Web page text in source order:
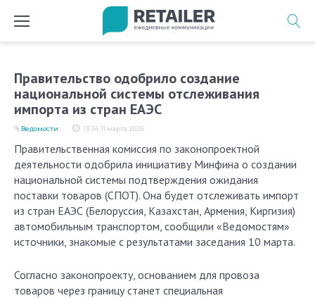
Правительство одобрило создание
национальной системы отслеживания
импорта из стран ЕАЭС
13:34, 11 марта 2026
Ведомости
Правительственная комиссия по законопроектной
деятельности одобрила инициативу Минфина о создании
национальной системы подтверждения ожидания
поставки товаров (СПОТ). Она будет отслеживать импорт
из стран ЕАЭС (Белоруссия, Казахстан, Армения, Киргизия)
автомобильным транспортом, сообщили «Ведомостям»
источники, знакомые с результатами заседания 10 марта.
Согласно законопроекту, основанием для провоза
товаров через границу станет специальная